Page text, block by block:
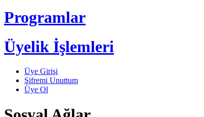
Programlar
Üyelik İşlemleri
Üye Girişi
Şifremi Unuttum
Üye Ol